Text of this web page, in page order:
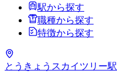
駅から探す
職種から探す
特徴から探す
とうきょうスカイツリー駅